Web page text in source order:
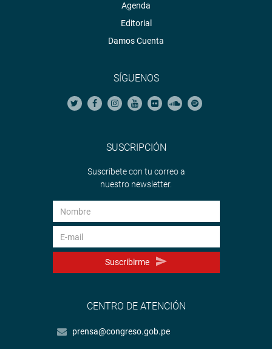
Agenda
Editorial
Damos Cuenta
SÍGUENOS
SUSCRIPCIÓN
Suscríbete con tu correo a
nuestro newsletter.
Suscribirme
CENTRO DE ATENCIÓN
prensa@congreso.gob.pe